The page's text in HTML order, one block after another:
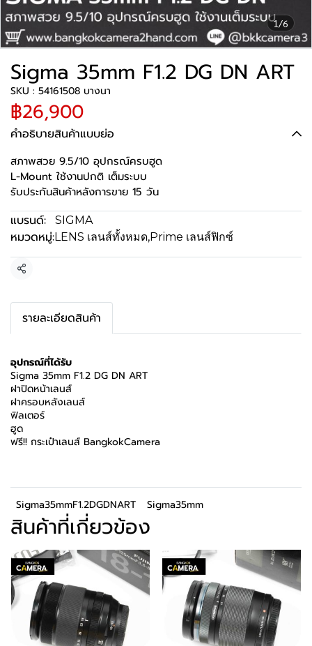
1/6
Sigma 35mm F1.2 DG DN ART
SKU : 54161508 บางนา
฿26,900
คำอธิบายสินค้าแบบย่อ
สภาพสวย 9.5/10 อุปกรณ์ครบฮูด
L-Mount ใช้งานปกติ เต็มระบบ
รับประกันสินค้าหลังการขาย 15 วัน
แบรนด์: SIGMA
หมวดหมู่:LENS เลนส์ทั้งหมด,Prime เลนส์ฟิกซ์
แชร์
รายละเอียดสินค้า
อุปกรณ์ที่ได้รับ
Sigma 35mm F1.2 DG DN ART
ฝาปิดหน้าเลนส์
ฝาครอบหลังเลนส์
ฟิลเตอร์
ฮูด
ฟรี!! กระเป๋าเลนส์ BangkokCamera
Sigma35mmF1.2DGDNART Sigma35mm
สินค้าที่เกี่ยวข้อง